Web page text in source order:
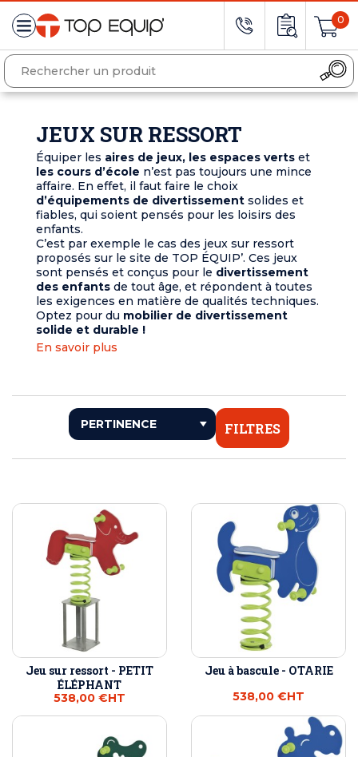
0
JEUX SUR RESSORT
Équiper les aires de jeux, les espaces verts et
les cours d’école n’est pas toujours une mince
affaire. En effet, il faut faire le choix
d’équipements de divertissement solides et
fiables, qui soient pensés pour les loisirs des
enfants.
C’est par exemple le cas des jeux sur ressort
proposés sur le site de TOP ÉQUIP’. Ces jeux
sont pensés et conçus pour le divertissement
des enfants de tout âge, et répondent à toutes
les exigences en matière de qualités techniques.
Optez pour du mobilier de divertissement
solide et durable !
En savoir plus
FILTRES
Jeu sur ressort - PETIT
ÉLÉPHANT
538,00 €HT
Jeu à bascule - OTARIE
538,00 €HT